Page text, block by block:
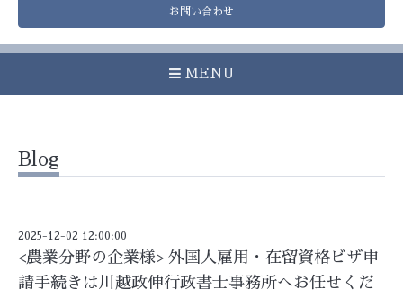
お問い合わせ
MENU
Blog
2025-12-02 12:00:00
<農業分野の企業様> 外国人雇用・在留資格ビザ申
請手続きは川越政伸行政書士事務所へお任せくだ